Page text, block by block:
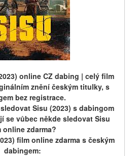
online CZ dabing | celý film
znění českým titulky, s
bez registrace.
Sisu (2023) s dabingom
se vůbec někde sledovat Sisu
online zdarma?
film online zdarma s českým
dabingem: